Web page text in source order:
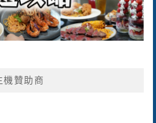
機贊助商